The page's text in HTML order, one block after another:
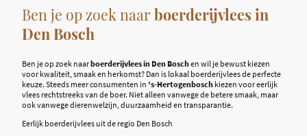
Ben je op zoek naarboerderijvlees in
Den Bosch
Ben je op zoek naarboerderijvlees in Den Boschen wil je bewust kiezen
voor kwaliteit, smaak en herkomst? Dan is lokaal boerderijvlees de perfecte
keuze. Steeds meer consumenten in ’s-Hertogenbosch kiezen voor eerlijk
vlees rechtstreeks van de boer. Niet alleen vanwege de betere smaak, maar
ook vanwege dierenwelzijn, duurzaamheid en transparantie.
Eerlijk boerderijvlees uit de regio Den Bosch